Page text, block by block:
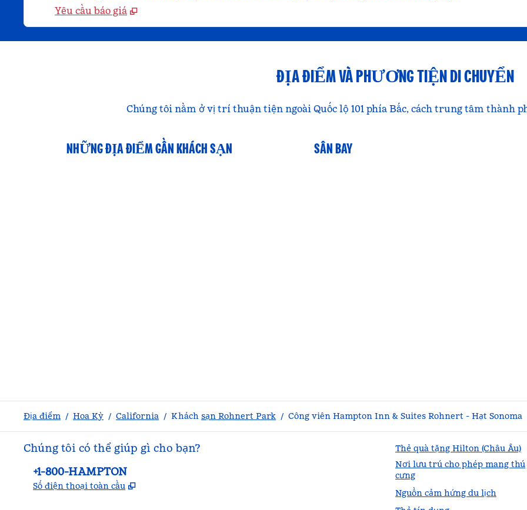
Yêu cầu báo giá
ĐỊA ĐIỂM VÀ PHƯƠNG TIỆN DI CHUYỂN
Chúng tôi nằm ở vị trí thuận tiện ngoài Quốc lộ 101 phía Bắc, cách trung tâm thành
NHỮNG ĐỊA ĐIỂM GẦN KHÁCH SẠN SÂN BAY
Địa điểm / Hoa Kỳ / California / Khách sạn Rohnert Park / Công viên Hampton Inn & Suites Rohnert - Hạt Sonoma
Chúng tôi có thể giúp gì cho bạn?
Điện thoại:
+1-800-HAMPTON
Số điện thoại toàn cầu ,
Thẻ quà tặng Hilton (Châu Âu)
Nơi lưu trú cho phép mang thú
cưng
Nguồn cảm hứng du lịch